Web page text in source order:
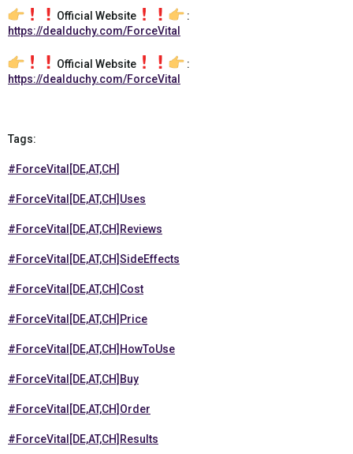
Official Website
:
https://dealduchy.com/ForceVital
Official Website
:
https://dealduchy.com/ForceVital
Tags:
#ForceVital[DE,AT,CH]
#ForceVital[DE,AT,CH]Uses
#ForceVital[DE,AT,CH]Reviews
#ForceVital[DE,AT,CH]SideEffects
#ForceVital[DE,AT,CH]Cost
#ForceVital[DE,AT,CH]Price
#ForceVital[DE,AT,CH]HowToUse
#ForceVital[DE,AT,CH]Buy
#ForceVital[DE,AT,CH]Order
#ForceVital[DE,AT,CH]Results